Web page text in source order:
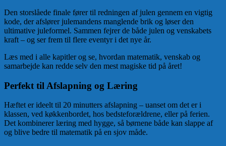
Den storslåede finale fører til redningen af julen gennem en vigtig
kode, der afslører julemandens manglende brik og løser den
ultimative juleformel. Sammen fejrer de både julen og venskabets
kraft – og ser frem til flere eventyr i det nye år.
Læs med i alle kapitler og se, hvordan matematik, venskab og
samarbejde kan redde selv den mest magiske tid på året!
Perfekt til Afslapning og Læring
Hæftet er ideelt til 20 minutters afslapning – uanset om det er i
klassen, ved køkkenbordet, hos bedsteforældrene, eller på ferien.
Det kombinerer læring med hygge, så børnene både kan slappe af
og blive bedre til matematik på en sjov måde.